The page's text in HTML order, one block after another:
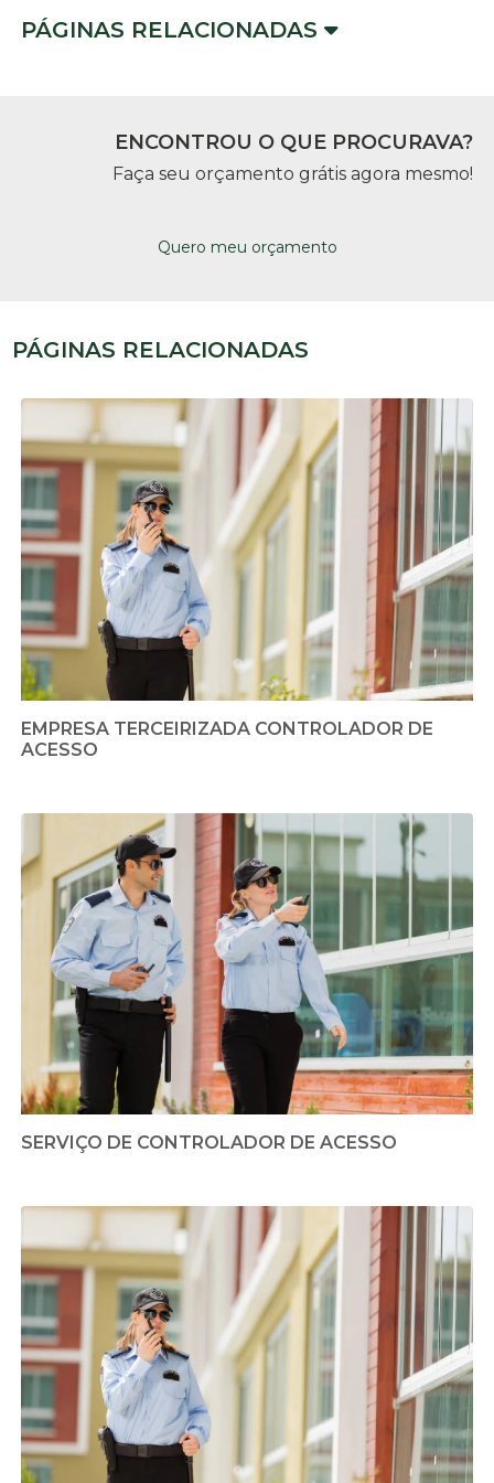
PÁGINAS RELACIONADAS
ENCONTROU O QUE PROCURAVA?
Faça seu orçamento grátis agora mesmo!
Quero meu orçamento
PÁGINAS RELACIONADAS
EMPRESA TERCEIRIZADA CONTROLADOR DE
ACESSO
SERVIÇO DE CONTROLADOR DE ACESSO